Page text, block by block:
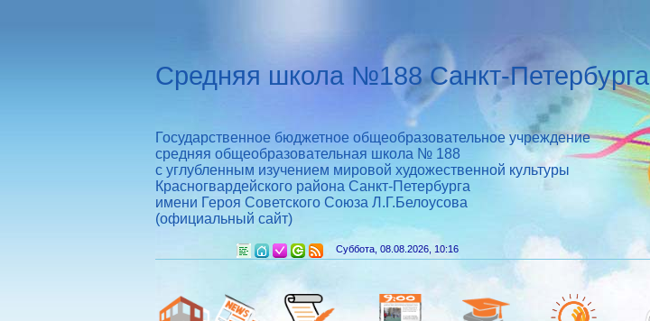
Суббота, 08.08.2026, 10:16
Средняя школа №188 Санкт-Петербурга
Государственное бюджетное общеобразовательное учреждение
средняя общеобразовательная школа № 188
с углубленным изучением мировой художественной культуры
Красногвардейского района Санкт-Петербурга
имени Героя Советского Союза Л.Г.Белоусова
(официальный сайт)